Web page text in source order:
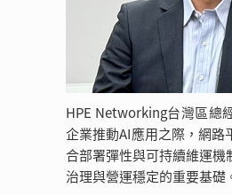
HPE Networking台灣區總
企業推動AI應用之際，網路
合部署彈性與可持續維運機
治理與營運穩定的重要基礎